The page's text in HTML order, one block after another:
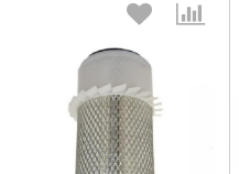
Выберите количество: